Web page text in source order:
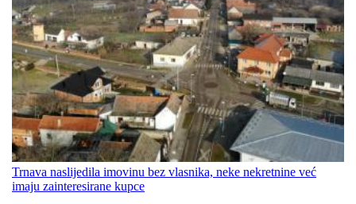
Trnava naslijedila imovinu bez vlasnika, neke nekretnine već
imaju zainteresirane kupce